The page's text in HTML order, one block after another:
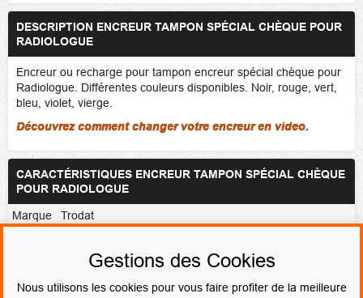
DESCRIPTION ENCREUR TAMPON SPÉCIAL CHÈQUE POUR
RADIOLOGUE
Encreur ou recharge pour tampon encreur spécial chèque pour
Radiologue. Différentes couleurs disponibles. Noir, rouge, vert,
bleu, violet, vierge.
Découvrez comment changer votre encreur en video.
CARACTÉRISTIQUES ENCREUR TAMPON SPÉCIAL CHÈQUE
POUR RADIOLOGUE
Marque
Trodat
(0092399726838) ,Vert (0092399726845)
(0092399726852),Vierge (0092399728856)
Gestions des Cookies
Nous utilisons les cookies pour vous faire profiter de la meilleure